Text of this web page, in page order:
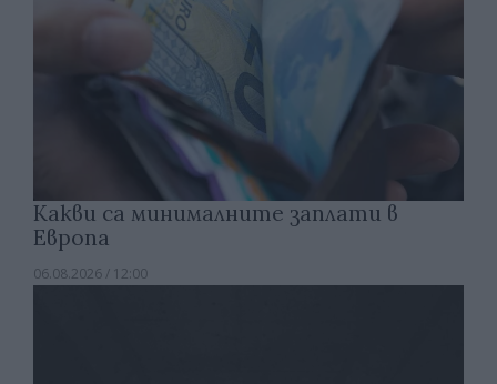
Какви са минималните заплати в
Европа
06.08.2026 / 12:00